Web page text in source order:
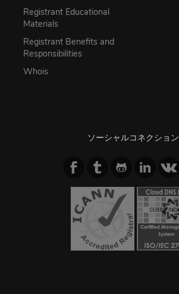
Registrant Educational
Materials
Registrant Benefits and
Responsibilities
Whois
ソーシャルコネクション